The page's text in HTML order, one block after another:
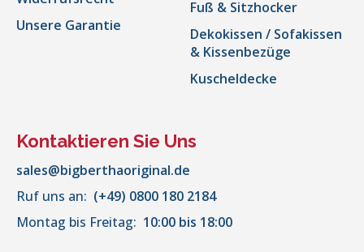
Unsere Garantie
Fuß & Sitzhocker
Dekokissen / Sofakissen
& Kissenbezüge
Kuscheldecke
Kontaktieren Sie Uns
sales@bigberthaoriginal.de
Ruf uns an: (+49) 0800 180 2184
Montag bis Freitag: 10:00 bis 18:00